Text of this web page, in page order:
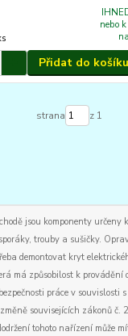
nebo
Přidat do košíku
strana z 1
jsou komponenty určeny
trouby a sušičky.
demontovat kryt
má způsobilost k
práce v souvislosti
souvisejících zákonů č.
tohoto nařízení může